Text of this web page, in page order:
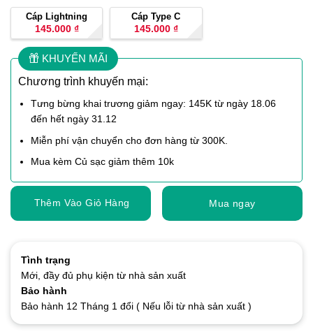
Cáp Lightning
145.000 ₫
Cáp Type C
145.000 ₫
KHUYẾN MÃI
Chương trình khuyến mại:
Tưng bừng khai trương giảm ngay: 145K từ ngày 18.06
đến hết ngày 31.12
Miễn phí vận chuyển cho đơn hàng từ 300K.
Mua kèm Củ sạc giảm thêm 10k
Thêm Vào Giỏ Hàng Mua ngay
Tình trạng
Mới, đầy đủ phụ kiện từ nhà sản xuất
Bảo hành
Bảo hành 12 Tháng 1 đổi ( Nếu lỗi từ nhà sản xuất )